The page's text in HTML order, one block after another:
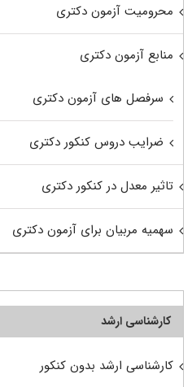
محرومیت آزمون دکتری
منابع آزمون دکتری
سرفصل های آزمون دکتری
ضرایب دروس کنکور دکتری
تاثیر معدل در کنکور دکتری
سهمیه مربیان برای آزمون دکتری
کارشناسی ارشد
کارشناسی ارشد بدون کنکور